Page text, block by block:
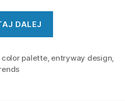
DALEJ
for
color palette, entryway design,